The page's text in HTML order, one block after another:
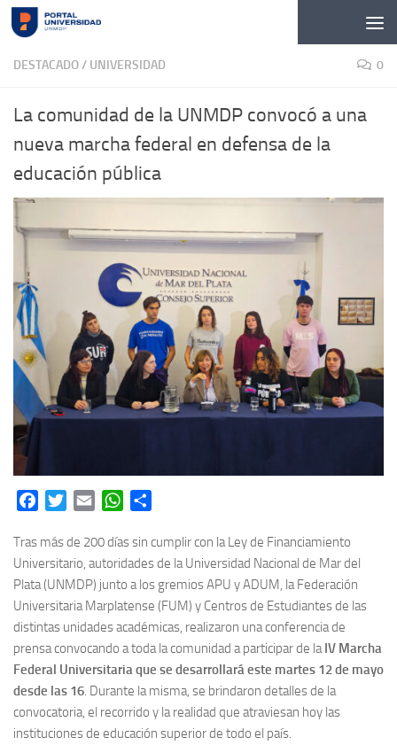
Skip to content
DESTACADO/ UNIVERSIDAD 0
La comunidad de la UNMDP convocó a una
nueva marcha federal en defensa de la
educación pública
FacebookTwitterEmail WhatsApp
Tras más de 200 días sin cumplir con la Ley de Financiamiento
Universitario, autoridades de la Universidad Nacional de Mar del
Plata (UNMDP) junto a los gremios APU y ADUM, la Federación
Universitaria Marplatense (FUM) y Centros de Estudiantes de las
distintas unidades académicas, realizaron una conferencia de
prensa convocando a toda la comunidad a participar de la IV Marcha
Federal Universitaria que se desarrollará este martes 12 de mayo
desde las 16 . Durante la misma, se brindaron detalles de la
convocatoria, el recorrido y la realidad que atraviesan hoy las
instituciones de educación superior de todo el país.